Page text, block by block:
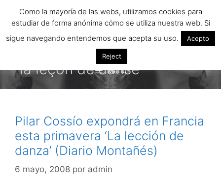
Menú
la leçon de danse
Pilar Cossío expondrá en Francia
esta primavera ‘La lección de
danza’ (Diario Montañés)
6 mayo, 2008 por admin
Como la mayoría de las webs, utilizamos cookies para
estudiar de forma anónima cómo se utiliza nuestra web. Si
sigue navegando entendemos que acepta su uso.
Acepto
Reject